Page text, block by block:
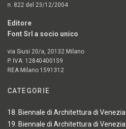
n. 822 del 23/12/2004
Editore
Font Srl a socio unico
via Siusi 20/a, 20132 Milano
P. IVA: 12840400159
REA Milano 1591312
CATEGORIE
18. Biennale di Architettura di Venezia
19. Biennale di Architettura di Venezia